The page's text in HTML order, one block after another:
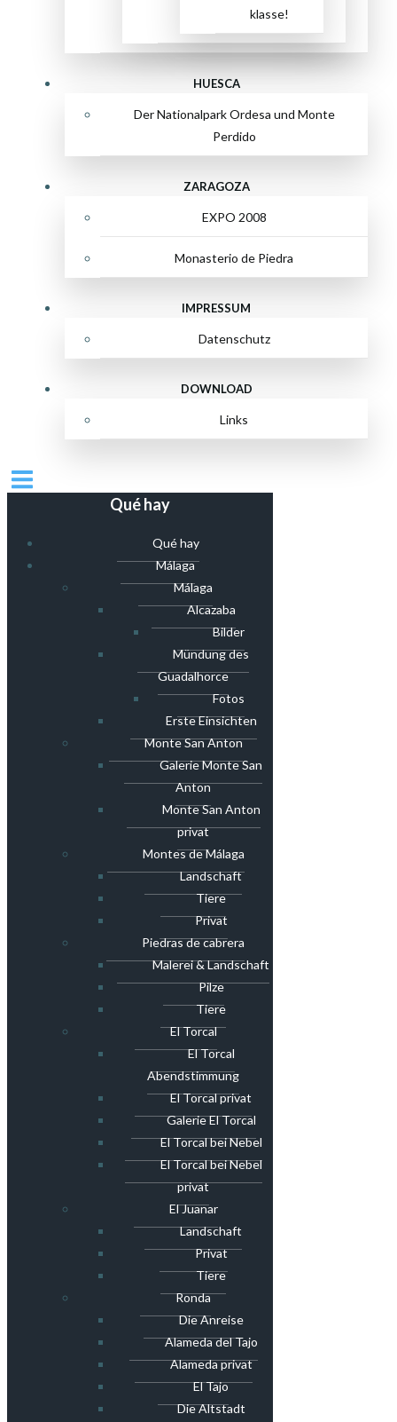
klasse!
HUESCA
Der Nationalpark Ordesa und Monte
Perdido
ZARAGOZA
EXPO 2008
Monasterio de Piedra
IMPRESSUM
Datenschutz
DOWNLOAD
Links
Qué hay
Qué hay
Málaga
Málaga
Alcazaba
Bilder
Mündung des
Guadalhorce
Fotos
Erste Einsichten
Monte San Anton
Galerie Monte San
Anton
Monte San Anton
privat
Montes de Málaga
Landschaft
Tiere
Privat
Piedras de cabrera
Malerei & Landschaft
Pilze
Tiere
El Torcal
El Torcal
Abendstimmung
El Torcal privat
Galerie El Torcal
El Torcal bei Nebel
El Torcal bei Nebel
privat
El Juanar
Landschaft
Privat
Tiere
Ronda
Die Anreise
Alameda del Tajo
Alameda privat
El Tajo
Die Altstadt